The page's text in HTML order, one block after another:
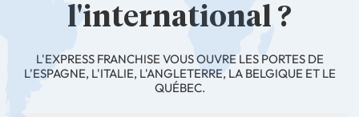
l'international ?
L'EXPRESS FRANCHISE VOUS OUVRE LES PORTES DE
L'ESPAGNE, L'ITALIE, L'ANGLETERRE, LA BELGIQUE ET LE
QUÉBEC.